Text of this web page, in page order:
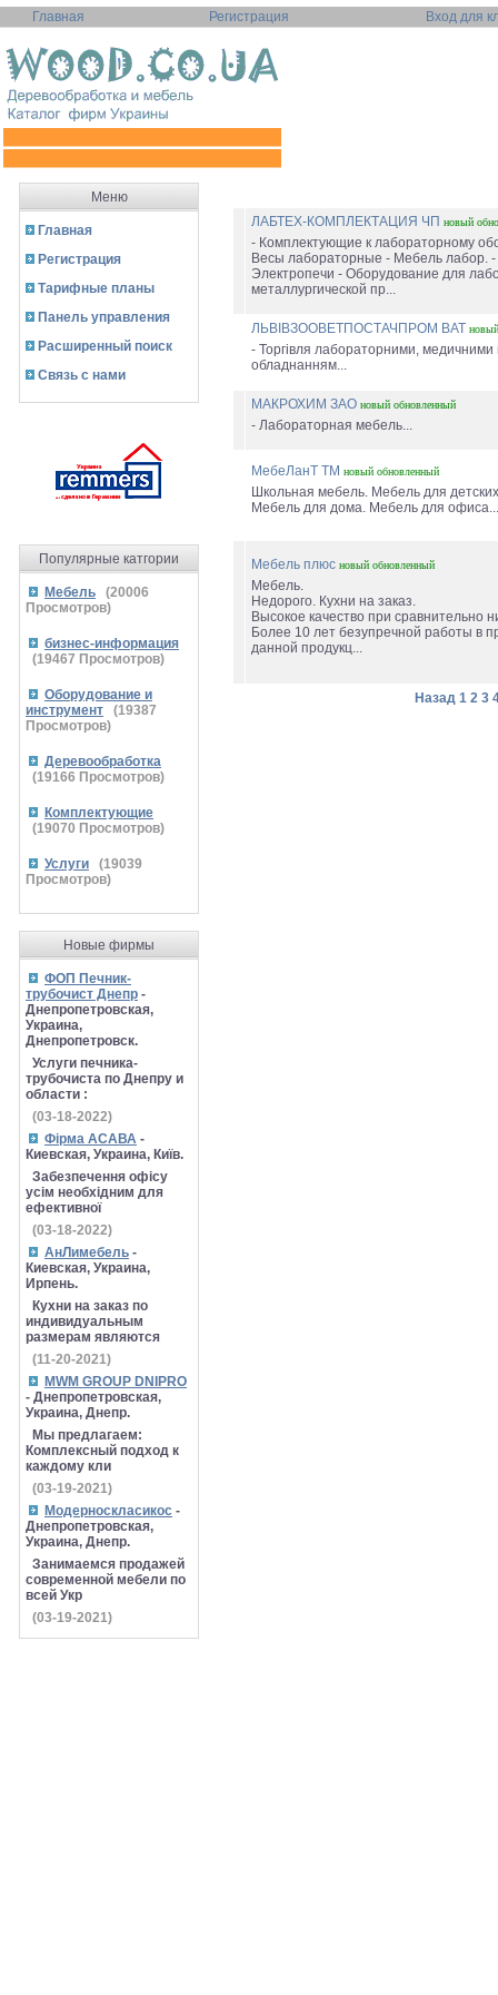
Главная Регистрация Вход для
Меню
Главная
Регистрация
Тарифные планы
Панель управления
Расширенный поиск
Связь с нами
Популярные катгории
Мебель (20006
Просмотров)
бизнес-информация
(19467 Просмотров)
Оборудование и
инструмент
(19387
Просмотров)
Деревообработка
(19166 Просмотров)
Комплектующие
(19070 Просмотров)
Услуги (19039
Просмотров)
Новые фирмы
ФОП Печник-
трубочист Днепр -
Днепропетровская,
Украина,
Днепропетровск.
Услуги печника-
трубочиста по Днепру и
области :
(03-18-2022)
Фірма АСАВА -
Киевская, Украина, Київ.
Забезпечення офісу
усім необхідним для
ефективної
(03-18-2022)
АнЛимебель -
Киевская, Украина,
Ирпень.
Кухни на заказ по
индивидуальным
размерам являются
(11-20-2021)
MWM GROUP DNIPRO
- Днепропетровская,
Украина, Днепр.
Мы предлагаем:
Комплексный подход к
каждому кли
(03-19-2021)
Модерноскласикос -
Днепропетровская,
Украина, Днепр.
Занимаемся продажей
современной мебели по
всей Укр
(03-19-2021)
ЛАБТЕХ-КОМПЛЕКТАЦИЯ ЧП новый
- Комплектующие к лабораторному
Весы лабораторные - Мебель лабор. -
Электропечи - Оборудование для
металлургической пр...
ЛЬВІВЗООВЕТПОСТАЧПРОМ ВАТ новый
- Торгівля лабораторними,
обладнанням...
МАКРОХИМ ЗАО новый обновленный
- Лабораторная мебель...
МебеЛанТ ТМ новый обновленный
Школьная мебель. Мебель для
Мебель для дома. Мебель для
Мебель плюс новый обновленный
Мебель.
Недорого. Кухни на заказ.
Высокое качество при сравнительно
Более 10 лет безупречной работы в
данной продукц...
Назад 1 2 3